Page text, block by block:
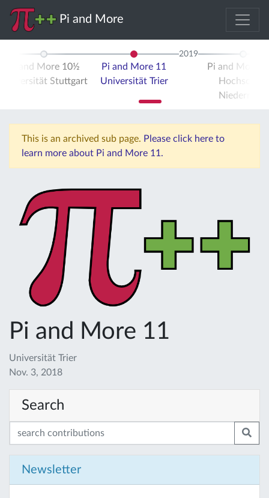
Pi and More
Pi and More 10½
Universität Stuttgart
Pi and More 11
Universität Trier
2019
Pi and More
Hochschule
Niederrhein
This is an archived sub page. Please click here to
learn more about Pi and More 11.
Pi and More 11
Universität Trier
Nov. 3, 2018
Search
Newsletter